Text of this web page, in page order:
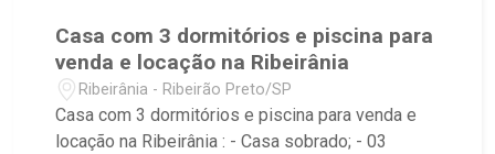
Casa com 3 dormitórios e piscina para
venda e locação na Ribeirânia
Ribeirânia - Ribeirão Preto/SP
Casa com 3 dormitórios e piscina para venda e
locação na Ribeirânia : - Casa sobrado; - 03